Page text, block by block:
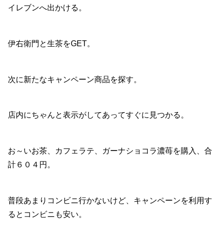
イレブンへ出かける。
伊右衛門と生茶をGET。
次に新たなキャンペーン商品を探す。
店内にちゃんと表示がしてあってすぐに見つかる。
お～いお茶、カフェラテ、ガーナショコラ濃苺を購入、合
計６０４円。
普段あまりコンビニ行かないけど、キャンペーンを利用す
るとコンビニも安い。